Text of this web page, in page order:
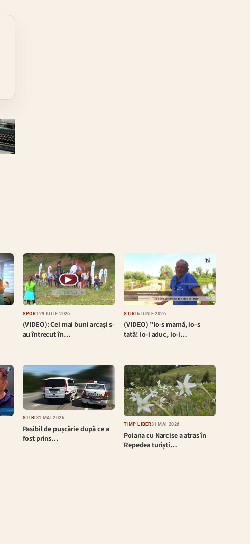
▶
SPORT29 IULIE 2026
(VIDEO): Cei mai buni arcași s-
au întrecut în…
ȘTIRI6 IUNIE 2026
(VIDEO) ”Io-s mamă, io-s
tată! Io-i aduc, io-i…
ȘTIRI 31 MAI 2026
Pasibil de pușcărie după ce a
fost prins…
TIMP LIBER31 MAI 2026
Poiana cu Narcise a atras în
Repedea turiști…